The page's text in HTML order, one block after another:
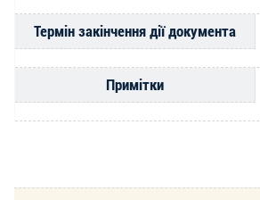
Термін закінчення дії документа
Примітки